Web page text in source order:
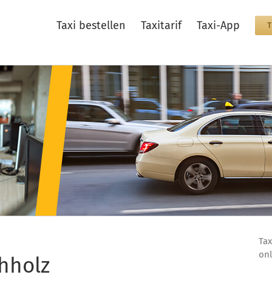
Taxi bestellen Taxitarif Taxi-App